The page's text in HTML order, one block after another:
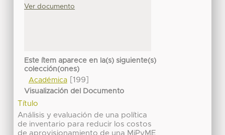
Ver documento
Este ítem aparece en la(s) siguiente(s)
colección(ones)
Académica[199]
Visualización del Documento
Título
Análisis y evaluación de una política
de inventario para reducir los costos
de aprovisionamiento de una MiPyME